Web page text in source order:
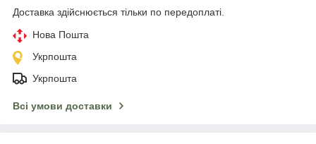
Доставка здійснюється тільки по передоплаті.
Нова Пошта
Укрпошта
Укрпошта
Всі умови доставки